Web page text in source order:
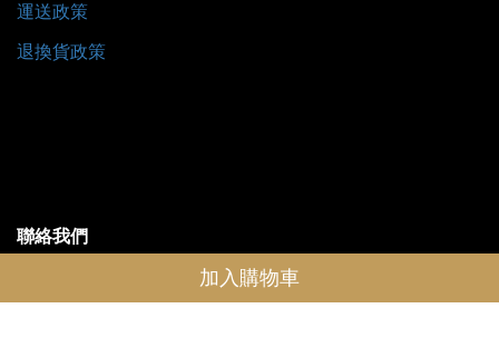
加入購物車
運送政策
退換貨政策
聯絡我們
LINE@一對一客服官網